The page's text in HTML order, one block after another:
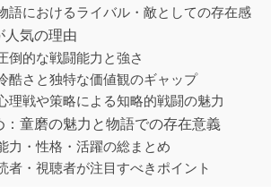
語におけるライバル・敵としての存在感
人気の理由
倒的な戦闘能力と強さ
酷さと独特な価値観のギャップ
理戦や策略による知略的戦闘の魅力
：童磨の魅力と物語での存在意義
力・性格・活躍の総まとめ
者・視聴者が注目すべきポイント